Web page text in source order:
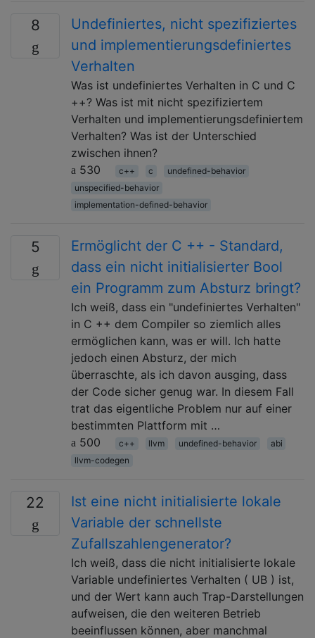
8
Undefiniertes, nicht spezifiziertes
und implementierungsdefiniertes
Verhalten
Was ist undefiniertes Verhalten in C und C
++? Was ist mit nicht spezifiziertem
Verhalten und implementierungsdefiniertem
Verhalten? Was ist der Unterschied
zwischen ihnen?
530
c++ c
undefined-behavior
unspecified-behavior
implementation-defined-behavior
5
Ermöglicht der C ++ - Standard,
dass ein nicht initialisierter Bool
ein Programm zum Absturz bringt?
Ich weiß, dass ein "undefiniertes Verhalten"
in C ++ dem Compiler so ziemlich alles
ermöglichen kann, was er will. Ich hatte
jedoch einen Absturz, der mich
überraschte, als ich davon ausging, dass
der Code sicher genug war. In diesem Fall
trat das eigentliche Problem nur auf einer
bestimmten Plattform mit …
500
c++ llvm undefined-behavior
abi
llvm-codegen
22
Ist eine nicht initialisierte lokale
Variable der schnellste
Zufallszahlengenerator?
Ich weiß, dass die nicht initialisierte lokale
Variable undefiniertes Verhalten ( UB ) ist,
und der Wert kann auch Trap-Darstellungen
aufweisen, die den weiteren Betrieb
beeinflussen können, aber manchmal